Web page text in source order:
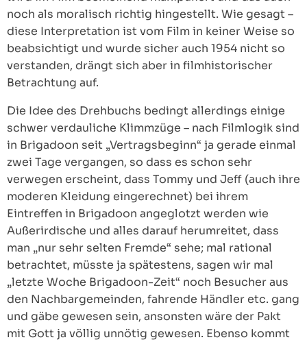
noch als moralisch richtig hingestellt. Wie gesagt –
diese Interpretation ist vom Film in keiner Weise so
beabsichtigt und wurde sicher auch 1954 nicht so
verstanden, drängt sich aber in filmhistorischer
Betrachtung auf.
Die Idee des Drehbuchs bedingt allerdings einige
schwer verdauliche Klimmzüge – nach Filmlogik sind
in Brigadoon seit „Vertragsbeginn“ ja gerade einmal
zwei Tage vergangen, so dass es schon sehr
verwegen erscheint, dass Tommy und Jeff (auch ihre
moderen Kleidung eingerechnet) bei ihrem
Eintreffen in Brigadoon angeglotzt werden wie
Außerirdische und alles darauf herumreitet, dass
man „nur sehr selten Fremde“ sehe; mal rational
betrachtet, müsste ja spätestens, sagen wir mal
„letzte Woche Brigadoon-Zeit“ noch Besucher aus
den Nachbargemeinden, fahrende Händler etc. gang
und gäbe gewesen sein, ansonsten wäre der Pakt
mit Gott ja völlig unnötig gewesen. Ebenso kommt